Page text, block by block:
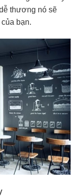
thương nó sẽ
bạn.